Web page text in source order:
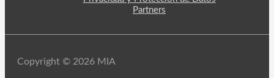
Partners
Copyright © 2026 MIA